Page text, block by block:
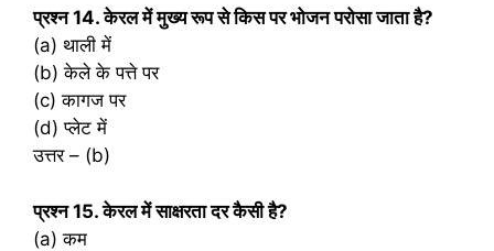
प्रश्‍न 14. केरल में मुख्य रूप से किस पर भोजन परोसा जाता है?
(a) थाली में
(b) केले के पत्ते पर
(c) कागज पर
(d) प्लेट में
उत्तर – (b)
प्रश्‍न 15. केरल में साक्षरता दर कैसी है?
(a) कम